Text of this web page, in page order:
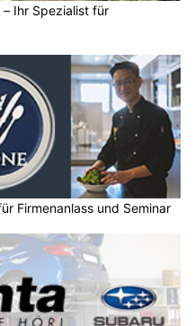
Ihr Spezialist für
Firmenanlass und Seminar